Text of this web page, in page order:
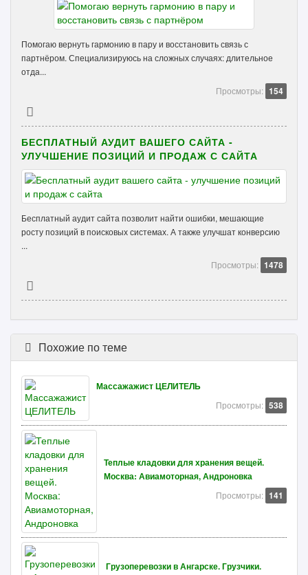
Помогаю вернуть гармонию в пару и восстановить связь с
партнёром. Специализируюсь на сложных случаях: длительное
отда...
Просмотры: 154
БЕСПЛАТНЫЙ АУДИТ ВАШЕГО САЙТА -
УЛУЧШЕНИЕ ПОЗИЦИЙ И ПРОДАЖ С САЙТА
Бесплатный аудит сайта позволит найти ошибки, мешающие
росту позиций в поисковых системах. А также улучшат конверсию
...
Просмотры: 1478
Похожие по теме
Массажажист ЦЕЛИТЕЛЬ
Просмотры: 538
Теплые кладовки для хранения вещей.
Москва: Авиамоторная, Андроновка
Просмотры: 141
Грузоперевозки в Ангарске. Грузчики.